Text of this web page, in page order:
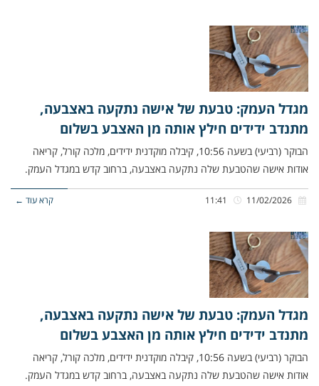
מגדל העמק: טבעת של אישה נתקעה באצבעה,
מתנדב ידידים חילץ אותה מן האצבע בשלום
הבוקר (רביעי) בשעה 10:56, קיבלה מוקדנית ידידים, מלכה קורל, קריאה
אודות אישה שהטבעת שלה נתקעה באצבעה, ברחוב קדש במגדל העמק.
קרא עוד ←
מגדל העמק: טבעת של אישה נתקעה באצבעה,
מתנדב ידידים חילץ אותה מן האצבע בשלום
הבוקר (רביעי) בשעה 10:56, קיבלה מוקדנית ידידים, מלכה קורל, קריאה
אודות אישה שהטבעת שלה נתקעה באצבעה, ברחוב קדש במגדל העמק.